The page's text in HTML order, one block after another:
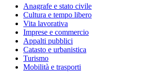
Anagrafe e stato civile
Cultura e tempo libero
Vita lavorativa
Imprese e commercio
Appalti pubblici
Catasto e urbanistica
Turismo
Mobilità e trasporti